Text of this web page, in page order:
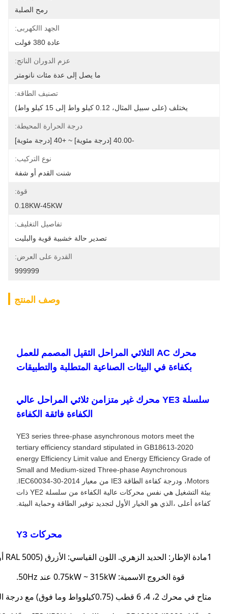
رمح الصلبة
الجهد االكهربى:
عادة 380 فولت
عزم الدوران الناتج:
ما يصل إلى عدة مئات نانومتر
تصنيف الطاقة:
يختلف (على سبيل المثال، 0.12 كيلو واط إلى 15 كيلو واط)
درجة الحرارة المحيطة:
-40.00 [درجة مئوية] ~ +40 [درجة مئوية]
نوع التركيب:
شنت القدم أو شفة
قوة:
0.18KW-45KW
تفاصيل التغليف:
تصدير حالة خشبية قوية والبليت
القدرة على العرض:
999999
وصف المنتج
محرك AC الثلاثي المراحل الثقيل المصمم للعمل
بكفاءة في البيئات الصناعية المتطلبة والتطبيقات
سلسلة YE3 محرك غير متزامن ثلاثي المراحل عالي
الكفاءة فائقة الكفاءة
YE3 series three-phase asynchronous motors meet the
tertiary efficiency standard stipulated in GB18613-2020
energy Efficiency Limit value and Energy Efficiency Grade of
Small and Medium-sized Three-phase Asynchronous
بيئة التشغيل هي نفس محركات عالية الكفاءة من سلسلة YE2 ذات
كفاءة أعلى ،الذي هو الخيار الأول لتجديد توفير الطاقة وحماية البيئة.
محركات Y3
1مادة الإطار: الحديد الزهري. اللون القياسي: الأزرق (RAL 5005 أو الرمادي 7031)
قوة الخروج الاسمية: 0.75kW ~ 315kW عند 50Hz.
متاح في محرك 2، 4، 6 قطب (0.75كيلوواط وما فوق) مع درجة الكفاءة